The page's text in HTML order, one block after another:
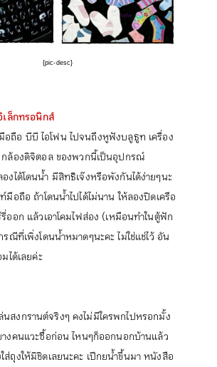
{pic-desc}
ล็กทรอนิกส์
อถือ บีบี ไอโฟน ไปจนถึงหูฟังบลูธูท เครื่อง
กล้องดิจิตอล ของพวกนี้เป็นอุปกรณ์
งได้โดนน้ำ มีสิทธิเจ๊งหรือพังกันได้ง่ายๆนะ
มือถือ ถ้าโดนน้ำไปได้ไม่นาน ให้ลองปิดเครือ
ออก แล้วเอาโคมไฟส่อง (เหมือนทำในตู้ฟัก
ณีที่เพิ่งโดนน้ำหมาดๆนะคะ ไม่ใช่แช่ไว้ อัน
ได้เลยค่ะ
นสงกรานต์จริงๆ คงไม่มีใครพกไปหรอกมั้ง
งคนแวะซื้อก่อน ไหนๆก็ออกนอกบ้านแล้ว
ส่ถุงให้มิชิดเลยนะคะ เปีกยน้ำขึ้นมา หนังสือ